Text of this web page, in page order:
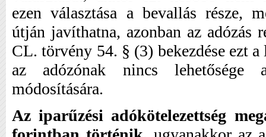
ezen választása a bevallás része,
útján javíthatna, azonban az adózás
CL. törvény 54. § (3) bekezdése ezt
az adózónak nincs lehetősége
módosítására.
Az iparűzési adókötelezettség